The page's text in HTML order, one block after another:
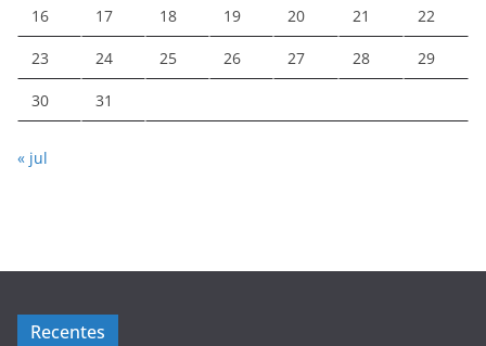
16 17 18 19 20 21 22
23 24 25 26 27 28 29
30 31
« jul
Recentes